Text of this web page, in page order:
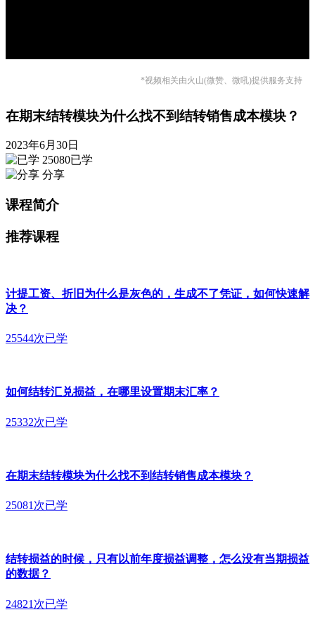
*视频相关由火山(微赞、微吼)提供服务支持
在期末结转模块为什么找不到结转销售成本模块？
2023年6月30日
25080已学
分享
课程简介
推荐课程
计提工资、折旧为什么是灰色的，生成不了凭证，如何快速解
决？
25544次已学
如何结转汇兑损益，在哪里设置期末汇率？
25332次已学
在期末结转模块为什么找不到结转销售成本模块？
25081次已学
结转损益的时候，只有以前年度损益调整，怎么没有当期损益
的数据？
24821次已学